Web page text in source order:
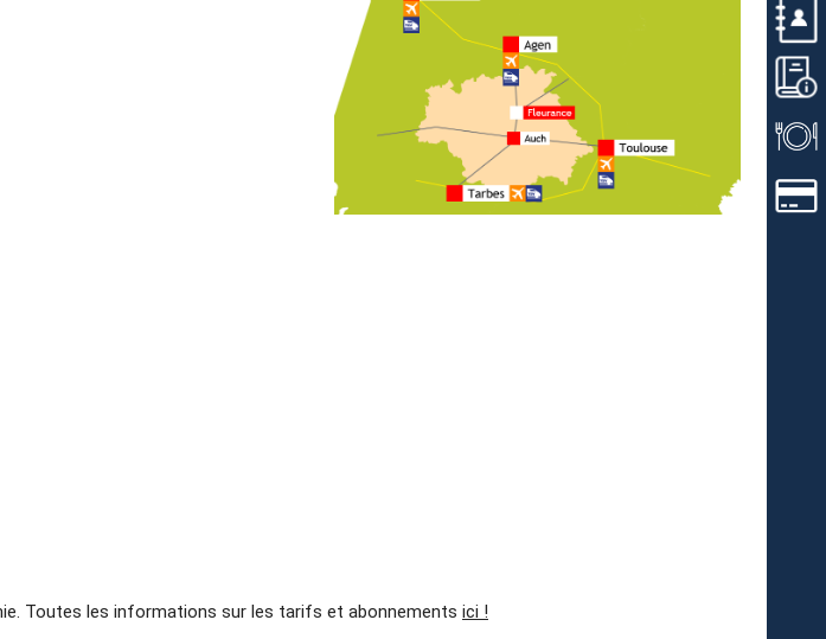
Toutes les informations sur les tarifs et abonnements ici !